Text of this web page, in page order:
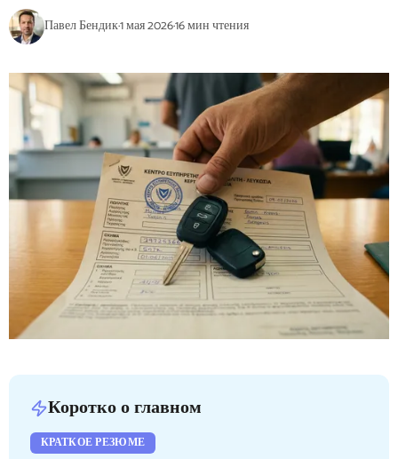
Павел Бендик·1 мая 2026·16мин чтения
Коротко о главном
КРАТКОЕ РЕЗЮМЕ